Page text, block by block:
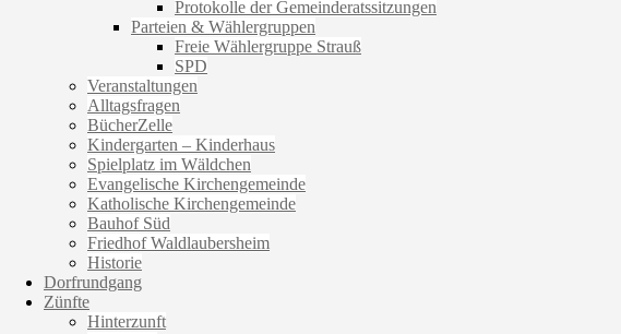
Protokolle der Gemeinderatssitzungen
Parteien & Wählergruppen
Freie Wählergruppe Strauß
SPD
Veranstaltungen
Alltagsfragen
BücherZelle
Kindergarten – Kinderhaus
Spielplatz im Wäldchen
Evangelische Kirchengemeinde
Katholische Kirchengemeinde
Bauhof Süd
Friedhof Waldlaubersheim
Historie
Dorfrundgang
Zünfte
Hinterzunft